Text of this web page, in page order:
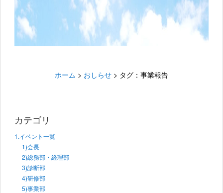
ホーム > おしらせ > タグ：事業報告
カテゴリ
1.イベント一覧
1)会長
2)総務部・経理部
3)診断部
4)研修部
5)事業部